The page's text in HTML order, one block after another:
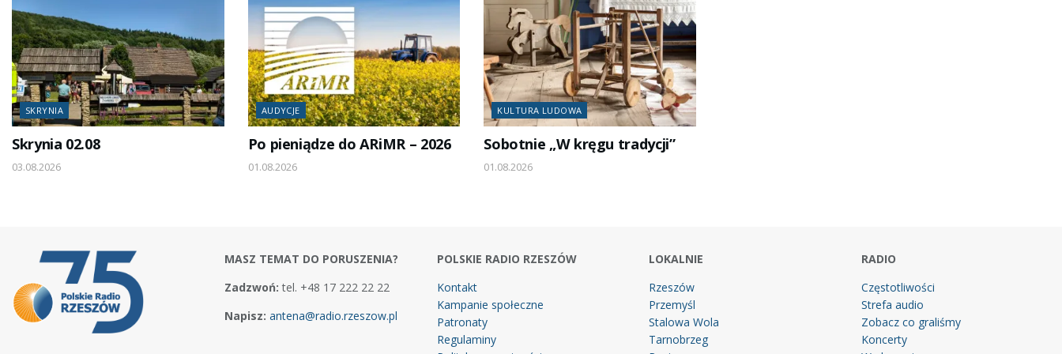
SKRYNIA
Skrynia 02.08
03.08.2026
AUDYCJE
Po pieniądze do ARiMR – 2026
01.08.2026
KULTURA LUDOWA
Sobotnie „W kręgu tradycji”
01.08.2026
MASZ TEMAT DO PORUSZENIA?
Zadzwoń: tel. +48 17 222 22 22
Napisz: antena@radio.rzeszow.pl
POLSKIE RADIO RZESZÓW
Kontakt
Kampanie społeczne
Patronaty
Regulaminy
LOKALNIE
Rzeszów
Przemyśl
Stalowa Wola
Tarnobrzeg
RADIO
Częstotliwości
Strefa audio
Zobacz co graliśmy
Koncerty